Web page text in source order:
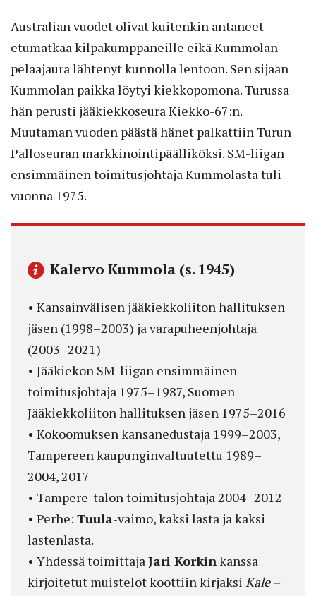
Australian vuodet olivat kuitenkin antaneet
etumatkaa kilpakumppaneille eikä Kummolan
pelaajaura lähtenyt kunnolla lentoon. Sen sijaan
Kummolan paikka löytyi kiekkopomona. Turussa
hän perusti jääkiekkoseura Kiekko-67:n.
Muutaman vuoden päästä hänet palkattiin Turun
Palloseuran markkinointipäälliköksi. SM-liigan
ensimmäinen toimitusjohtaja Kummolasta tuli
vuonna 1975.
Kalervo Kummola (s. 1945)
• Kansainvälisen jääkiekkoliiton hallituksen
jäsen (1998–2003) ja varapuheenjohtaja
(2003–2021)
• Jääkiekon SM-liigan ensimmäinen
toimitusjohtaja 1975–1987, Suomen
Jääkiekkoliiton hallituksen jäsen 1975–2016
• Kokoomuksen kansanedustaja 1999–2003,
Tampereen kaupunginvaltuutettu 1989–
2004, 2017–
• Tampere-talon toimitusjohtaja 2004–2012
• Perhe: Tuula-vaimo, kaksi lasta ja kaksi
lastenlasta.
• Yhdessä toimittaja Jari Korkin kanssa
kirjoitetut muistelot koottiin kirjaksi Kale –